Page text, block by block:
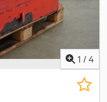
že od 50 EUR dalje
cena)?* ++ // ++
so lahko
ki je na voljo za
1 / 4